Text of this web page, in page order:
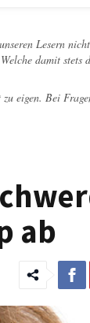
Lesern
damit stets
eigen. Bei
ab